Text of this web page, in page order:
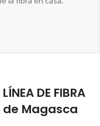
DE FIBRA
de Magasca